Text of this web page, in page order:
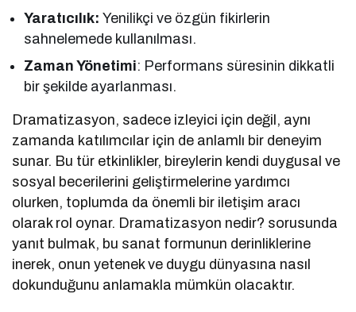
Yaratıcılık: Yenilikçi ve özgün fikirlerin
sahnelemede kullanılması.
Zaman Yönetimi: Performans süresinin dikkatli
bir şekilde ayarlanması.
Dramatizasyon, sadece izleyici için değil, aynı
zamanda katılımcılar için de anlamlı bir deneyim
sunar. Bu tür etkinlikler, bireylerin kendi duygusal ve
sosyal becerilerini geliştirmelerine yardımcı
olurken, toplumda da önemli bir iletişim aracı
olarak rol oynar. Dramatizasyon nedir? sorusunda
yanıt bulmak, bu sanat formunun derinliklerine
inerek, onun yetenek ve duygu dünyasına nasıl
dokunduğunu anlamakla mümkün olacaktır.